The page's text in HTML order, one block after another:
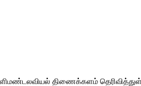
வளிமண்டலவியல் திணைக்களம்